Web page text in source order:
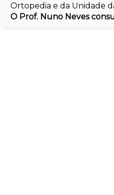
Ortopedia e da Unidade
O Prof. Nuno Neves